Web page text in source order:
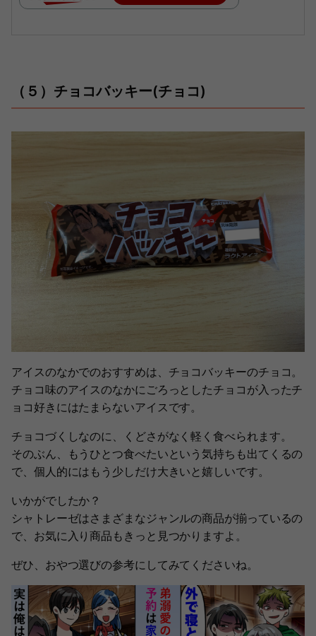
（５）チョコバッキー(チョコ)
アイスのなかでのおすすめは、チョコバッキーのチョコ。
チョコ味のアイスのなかにごろっとしたチョコが入ったチ
ョコ好きにはたまらないアイスです。
チョコづくしなのに、くどさがなく軽く食べられます。
そのぶん、もうひとつ食べたいという気持ちも出てくるの
で、個人的にはもう少しだけ大きいと嬉しいです。
いかがでしたか？
シャトレーゼはさまざまなジャンルの商品が揃っているの
で、お気に入り商品もきっと見つかりますよ。
ぜひ、おやつ選びの参考にしてみてくださいね。